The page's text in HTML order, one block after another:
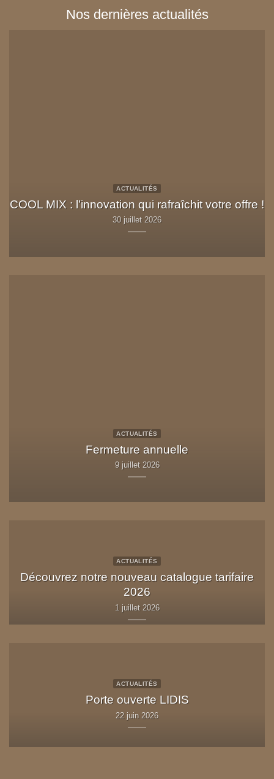
Nos dernières actualités
ACTUALITÉS
COOL MIX : l’innovation qui rafraîchit votre offre !
30 juillet 2026
ACTUALITÉS
Fermeture annuelle
9 juillet 2026
ACTUALITÉS
Découvrez notre nouveau catalogue tarifaire
2026
1 juillet 2026
ACTUALITÉS
Porte ouverte LIDIS
22 juin 2026